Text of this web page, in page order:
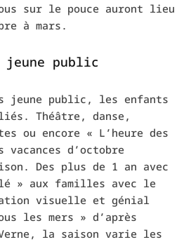
sur le pouce auront lieu
à mars.
jeune public
jeune public, les enfants
Théâtre, danse,
ou encore « L’heure des
d’octobre
Des plus de 1 an avec
» aux familles avec le
visuelle et génial
les mers » d’après
la saison varie les